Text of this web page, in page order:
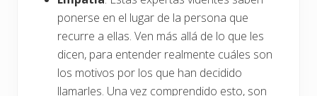
ponerse en el lugar de la persona que
recurre a ellas. Ven más allá de lo que les
dicen, para entender realmente cuáles son
los motivos por los que han decidido
llamarles. Una vez comprendido esto, son